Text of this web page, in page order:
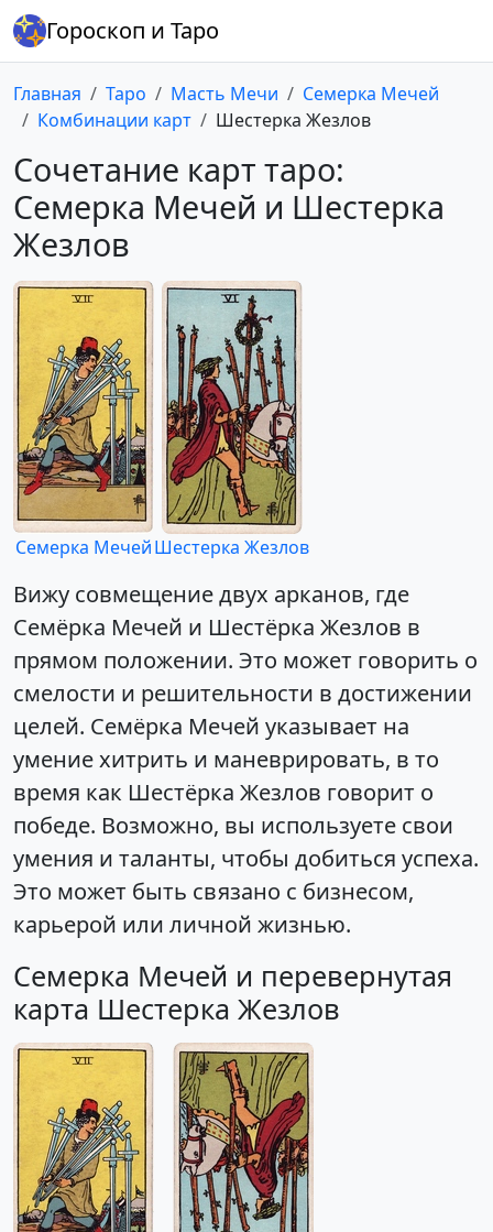
Гороскоп и Таро
Главная Таро Масть Мечи
Семерка Мечей
Комбинации карт
Шестерка Жезлов
Сочетание карт таро:
Семерка Мечей и Шестерка
Жезлов
Семерка МечейШестерка Жезлов
Вижу совмещение двух арканов, где
Семёрка Мечей и Шестёрка Жезлов в
прямом положении. Это может говорить о
смелости и решительности в достижении
целей. Семёрка Мечей указывает на
умение хитрить и маневрировать, в то
время как Шестёрка Жезлов говорит о
победе. Возможно, вы используете свои
умения и таланты, чтобы добиться успеха.
Это может быть связано с бизнесом,
карьерой или личной жизнью.
Семерка Мечей и перевернутая
карта Шестерка Жезлов